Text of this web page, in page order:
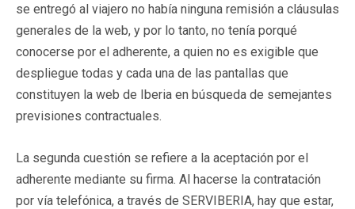
se entregó al viajero no había ninguna remisión a cláusulas
generales de la web, y por lo tanto, no tenía porqué
conocerse por el adherente, a quien no es exigible que
despliegue todas y cada una de las pantallas que
constituyen la web de Iberia en búsqueda de semejantes
previsiones contractuales.
La segunda cuestión se refiere a la aceptación por el
adherente mediante su firma. Al hacerse la contratación
por vía telefónica, a través de SERVIBERIA, hay que estar,